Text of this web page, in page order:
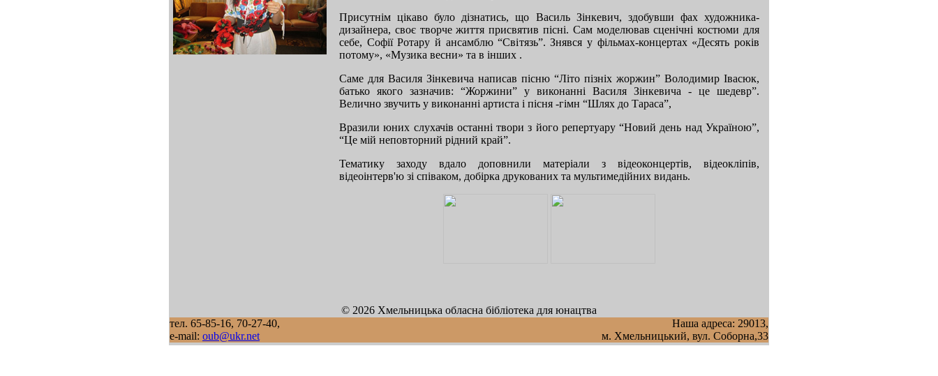
mod sb vertikal
Присутнім цікаво було дізнатись, що Василь Зінкевич, здобувши фах художника-
дизайнера, своє творче життя присвятив пісні. Сам моделював сценічні костюми для
себе, Софії Ротару й ансамблю “Світязь”. Знявся у фільмах-концертах «Десять років
потому», «Музика весни» та в інших .
Саме для Василя Зінкевича написав пісню “Літо пізніх жоржин” Володимир Івасюк,
батько якого зазначив: “Жоржини” у виконанні Василя Зінкевича - це шедевр”.
Велично звучить у виконанні артиста і пісня -гімн “Шлях до Тараса”,
Вразили юних слухачів останні твори з його репертуару “Новий день над Україною”,
“Це мій неповторний рідний край”.
Тематику заходу вдало доповнили матеріали з відеоконцертів, відеокліпів,
відеоінтерв'ю зі співаком, добірка друкованих та мультимедійних видань.
© 2026 Хмельницька обласна бібліотека для юнацтва
тел. 65-85-16, 70-27-40,
e-mail: oub@ukr.net
Наша адреса: 29013,
м. Хмельницький, вул. Соборна,33